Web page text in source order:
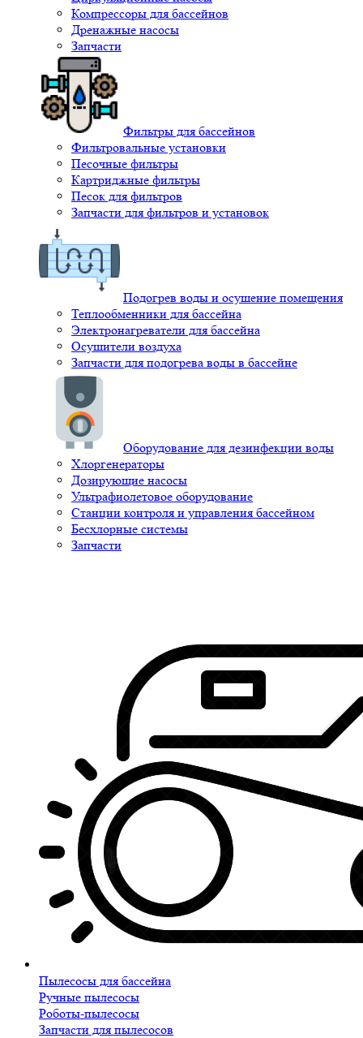
Компрессоры для бассейнов
Дренажные насосы
Запчасти
Фильтры для бассейнов
Фильтровальные установки
Песочные фильтры
Картриджные фильтры
Песок для фильтров
Запчасти для фильтров и установок
Подогрев воды и осушение помещения
Теплообменники для бассейна
Электронагреватели для бассейна
Осушители воздуха
Запчасти для подогрева воды в бассейне
Оборудование для дезинфекции воды
Хлоргенераторы
Дозирующие насосы
Ультрафиолетовое оборудование
Станции контроля и управления бассейном
Бесхлорные системы
Запчасти
Пылесосы для бассейна
Ручные пылесосы
Роботы-пылесосы
Запчасти для пылесосов